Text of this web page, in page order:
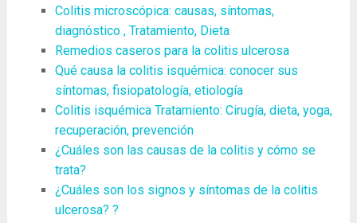
Colitis microscópica: causas, síntomas,
diagnóstico , Tratamiento, Dieta
Remedios caseros para la colitis ulcerosa
Qué causa la colitis isquémica: conocer sus
síntomas, fisiopatología, etiología
Colitis isquémica Tratamiento: Cirugía, dieta, yoga,
recuperación, prevención
¿Cuáles son las causas de la colitis y cómo se
trata?
¿Cuáles son los signos y síntomas de la colitis
ulcerosa? ?